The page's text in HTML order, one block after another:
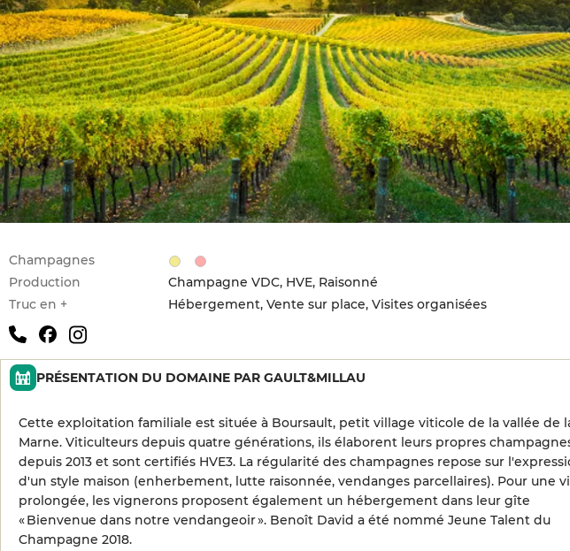
Champagnes
Production
Champagne VDC, HVE, Raisonné
Truc en +
Hébergement, Vente sur place, Visites organisées
PRÉSENTATION DU DOMAINE PAR GAULT&MILLAU
Cette exploitation familiale est située à Boursault, petit village viticole de la vallée de
Marne. Viticulteurs depuis quatre générations, ils élaborent leurs propres
depuis 2013 et sont certifiés HVE3. La régularité des champagnes repose sur
d'un style maison (enherbement, lutte raisonnée, vendanges parcellaires). Pour une
prolongée, les vignerons proposent également un hébergement dans leur gîte
« Bienvenue dans notre vendangeoir ». Benoît David a été nommé Jeune Talent du
Champagne 2018.